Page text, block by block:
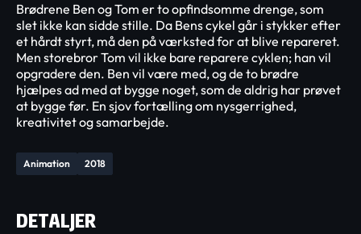
Animation 2018
Brødrene Ben og Tom er to opfindsomme drenge, som
slet ikke kan sidde stille. Da Bens cykel går i stykker efter
et hårdt styrt, må den på værksted for at blive repareret.
Men storebror Tom vil ikke bare reparere cyklen; han vil
opgradere den. Ben vil være med, og de to brødre
hjælpes ad med at bygge noget, som de aldrig har prøvet
at bygge før. En sjov fortælling om nysgerrighed,
kreativitet og samarbejde.
DETALJER